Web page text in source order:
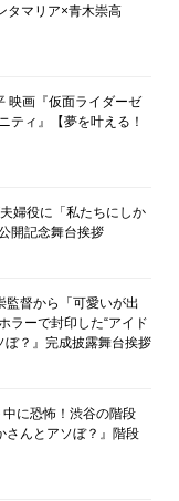
タマリア×青木崇高
映画『仮面ライダーゼ
ティ』【夢を叶える！
婦役に「私たちにしか
開記念舞台挨拶
監督から「可愛いが出
ラーで封印した“アイド
ぼ？』完成披露舞台挨拶
に恐怖！渋谷の階段
さんとアソぼ？』階段